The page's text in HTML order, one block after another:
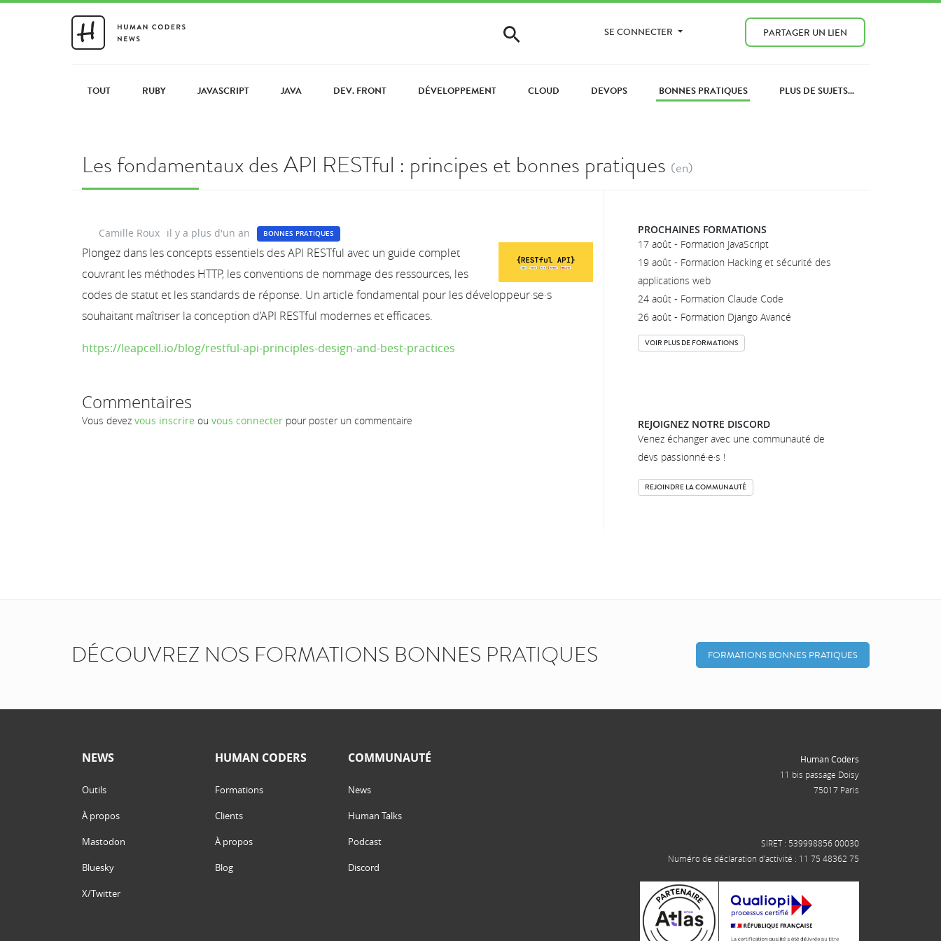
SE CONNECTER PARTAGER UN LIEN
TOUT RUBY JAVASCRIPT JAVA DEV. FRONT DÉVELOPPEMENT CLOUD DEVOPS BONNES PRATIQUES PLUS DE SUJETS...
Les fondamentaux des API RESTful : principes et bonnes pratiques (en)
Camille Roux il y a plus d'un an BONNES PRATIQUES
Plongez dans les concepts essentiels des API RESTful avec un guide complet
couvrant les méthodes HTTP, les conventions de nommage des ressources, les
codes de statut et les standards de réponse. Un article fondamental pour les développeur·se·s
souhaitant maîtriser la conception d’API RESTful modernes et efficaces.
https://leapcell.io/blog/restful-api-principles-design-and-best-practices
Commentaires
Vous devez vous inscrire ou vous connecter pour poster un commentaire
PROCHAINES FORMATIONS
17 août - Formation JavaScript
19 août - Formation Hacking et sécurité des
applications web
24 août - Formation Claude Code
26 août - Formation Django Avancé
VOIR PLUS DE FORMATIONS
REJOIGNEZ NOTRE DISCORD
Venez échanger avec une communauté de
devs passionné·e·s !
REJOINDRE LA COMMUNAUTÉ
DÉCOUVREZ NOS FORMATIONS BONNES PRATIQUES FORMATIONS BONNES PRATIQUES
NEWS
Outils
À propos
Mastodon
Bluesky
X/Twitter
HUMAN CODERS
Formations
Clients
À propos
Blog
COMMUNAUTÉ
News
Human Talks
Podcast
Discord
Human Coders
11 bis passage Doisy
75017 Paris
SIRET : 539998856 00030
Numéro de déclaration d'activité : 11 75 48362 75